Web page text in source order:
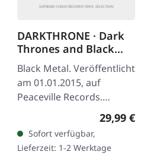
DARKTHRONE · Dark
Thrones and Black
Flags (Re-Release) |
BLACK LP
Black Metal. Veröffentlicht
am 01.01.2015, auf
Peaceville Records.
Schwarzes Vinyl mit
bedruckter Innenhülle.
Darkthrones "Dark
Thrones And Black…
29,99 €
Sofort verfügbar,
Lieferzeit: 1-2 Werktage